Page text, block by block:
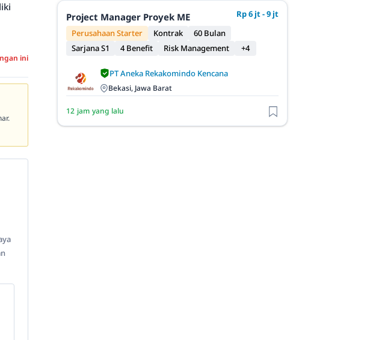
ini
Project Manager Proyek ME
Rp 6 jt - 9 jt
Perusahaan Starter
Kontrak
60 Bulan
Sarjana S1
4 Benefit Risk Management +4
PT Aneka Rekakomindo Kencana
Bekasi, Jawa Barat
12 jam yang lalu